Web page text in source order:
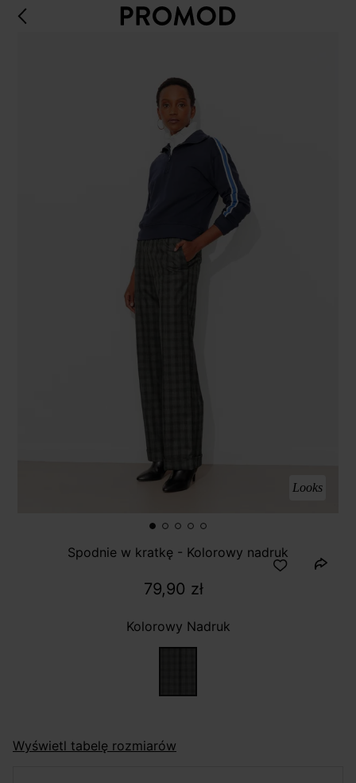
Looks
Spodnie w kratkę - Kolorowy nadruk
79,90 zł
Kolorowy Nadruk
Wyświetl tabelę rozmiarów